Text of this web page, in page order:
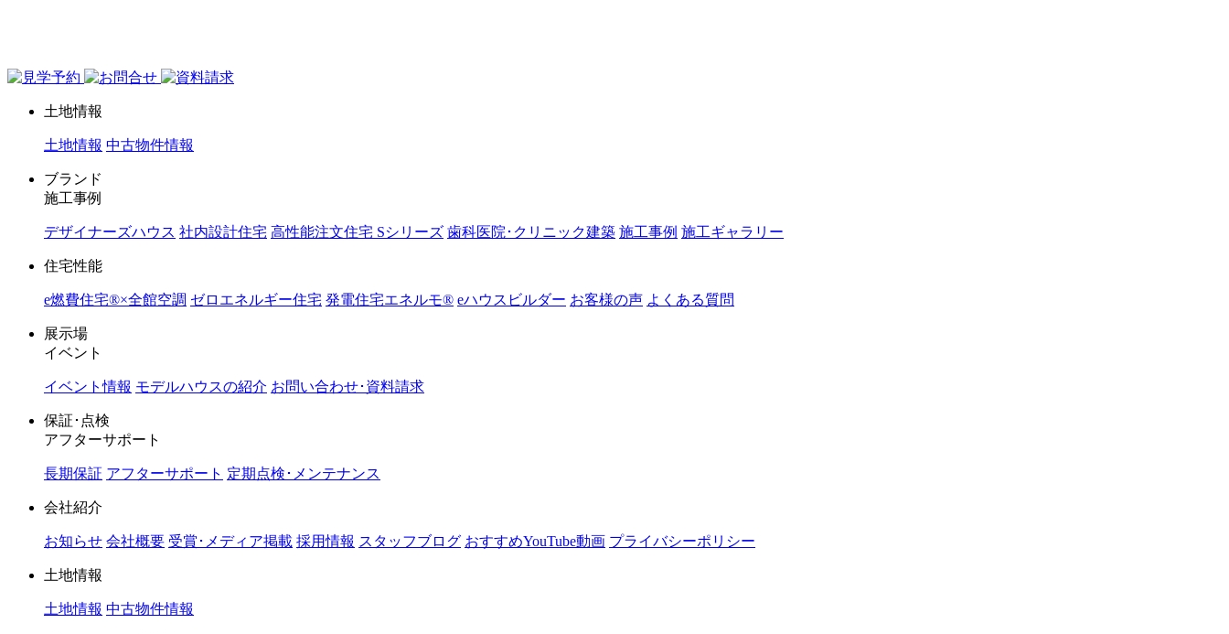
土地情報
土地情報 中古物件情報
ブランド
施工事例
デザイナーズハウス 社内設計住宅 高性能注文住宅 Sシリーズ 歯科医院･クリニック建築 施工事例 施工ギャラリー
住宅性能
e燃費住宅®︎×全館空調 ゼロエネルギー住宅 発電住宅エネルモ®︎ eハウスビルダー お客様の声 よくある質問
展示場
イベント
イベント情報 モデルハウスの紹介 お問い合わせ･資料請求
保証･点検
アフターサポート
長期保証 アフターサポート 定期点検･メンテナンス
会社紹介
お知らせ 会社概要 受賞･メディア掲載 採用情報 スタッフブログ おすすめYouTube動画 プライバシーポリシー
土地情報
土地情報 中古物件情報